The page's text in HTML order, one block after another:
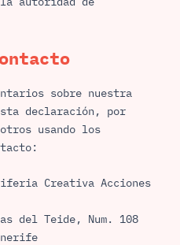
sobre nuestra
declaración, por
usando los
Creativa Acciones
del Teide, Num. 108